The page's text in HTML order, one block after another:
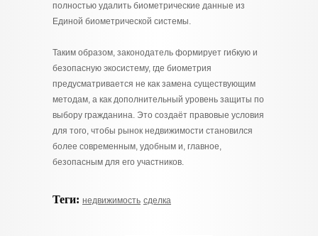
полностью удалить биометрические данные из
Единой биометрической системы.
Таким образом, законодатель формирует гибкую и
безопасную экосистему, где биометрия
предусматривается не как замена существующим
методам, а как дополнительный уровень защиты по
выбору гражданина. Это создаёт правовые условия
для того, чтобы рынок недвижимости становился
более современным, удобным и, главное,
безопасным для его участников.
Теги: недвижимость сделка